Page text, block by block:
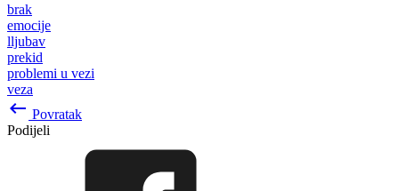
brak
emocije
lljubav
prekid
problemi u vezi
veza
keyboard_backspace Povratak
Podijeli